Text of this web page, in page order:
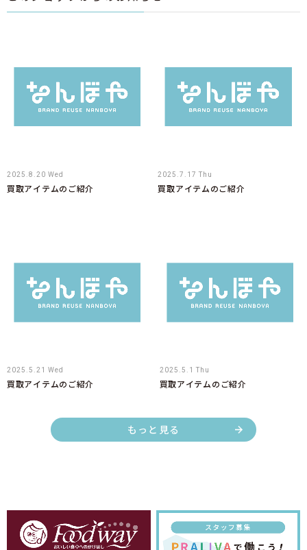
2025.8.20 Wed
買取アイテムのご紹介
2025.7.17 Thu
買取アイテムのご紹介
2025.5.21 Wed
買取アイテムのご紹介
2025.5.1 Thu
買取アイテムのご紹介
もっと見る